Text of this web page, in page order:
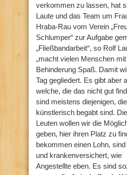
verkommen zu lassen, hat
Laute und das Team um
Hraba-Rau vom Verein
Schlumper“ zur Aufgabe
„Fließbandarbeit“, so Rolf
„macht vielen Menschen mit
Behinderung Spaß. Damit
Tag gegliedert. Es gibt aber
welche, die das nicht gut
sind meistens diejenigen, die
künstlerisch begabt sind.
Leuten wollen wir die
geben, hier ihren Platz zu
bekommen einen Lohn,
und krankenversichert, wie
Angestellte eben. Es sind